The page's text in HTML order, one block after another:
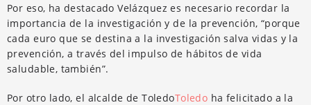
Por eso, ha destacado Velázquez es necesario recordar la
importancia de la investigación y de la prevención, “porque
cada euro que se destina a la investigación salva vidas y la
prevención, a través del impulso de hábitos de vida
saludable, también”.
Por otro lado, el alcalde de ToledoToledo ha felicitado a la